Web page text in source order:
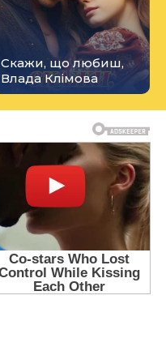
Скажи, що любиш,
Влада Клімова